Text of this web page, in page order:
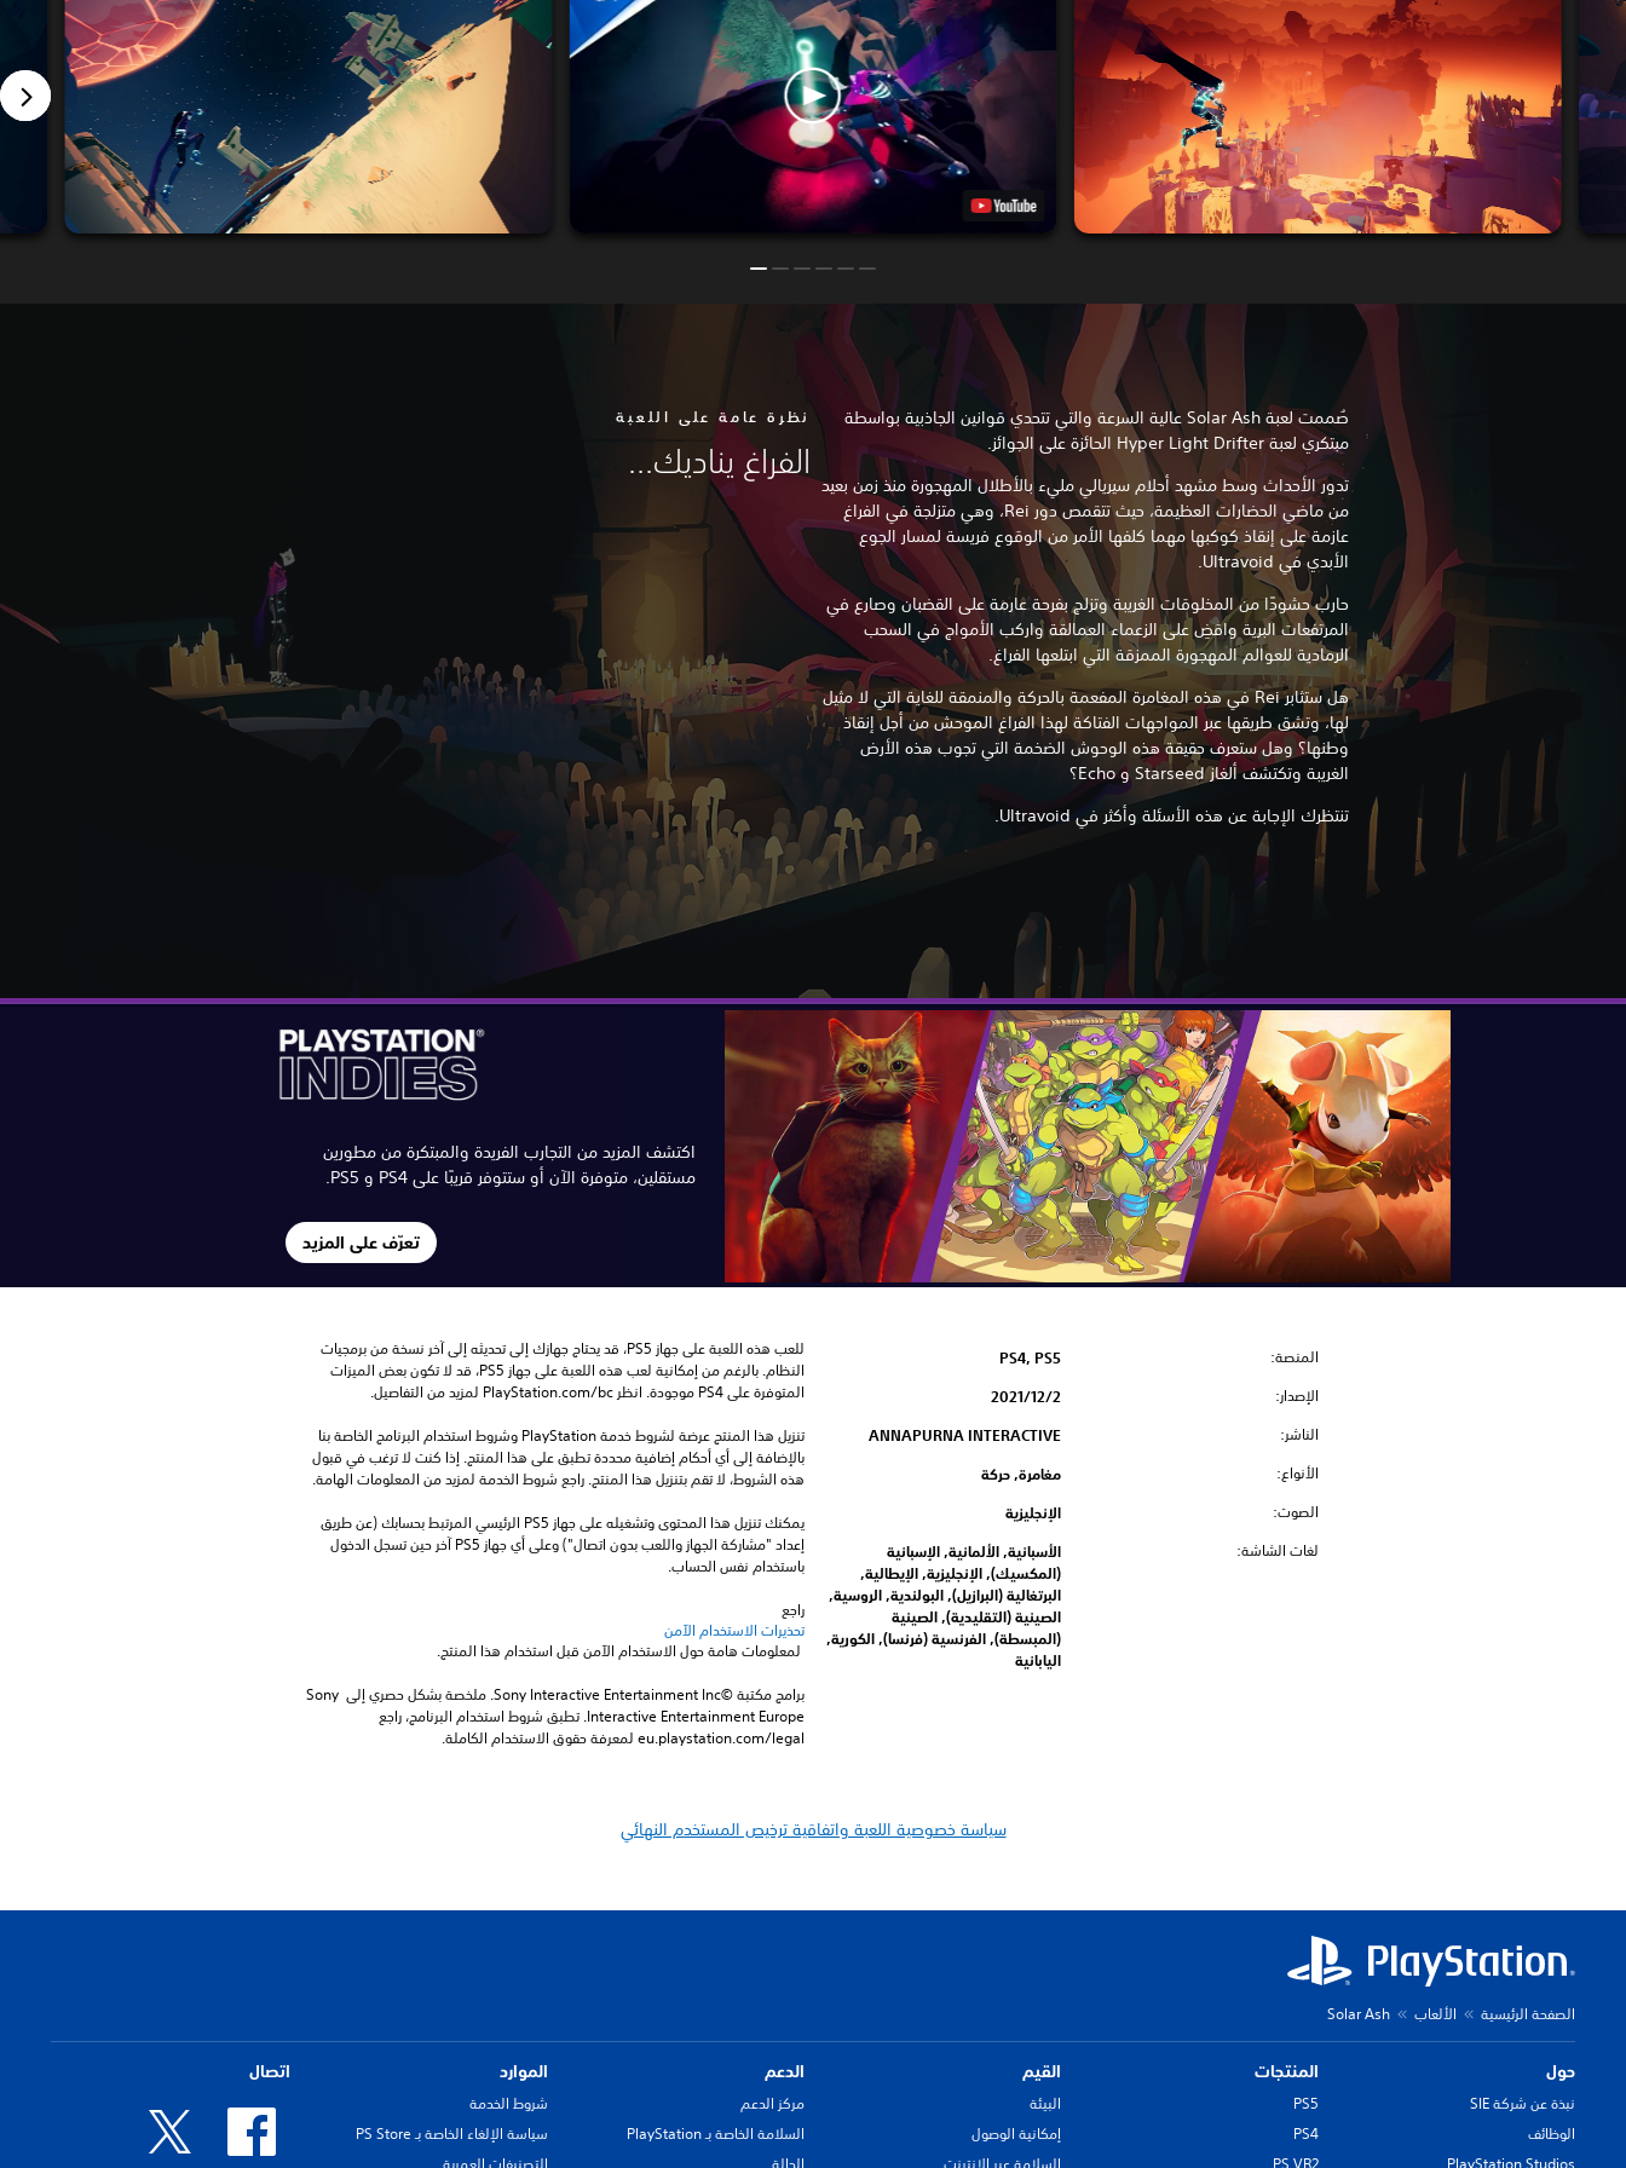
نظرة عامة على اللعبة
الفراغ يناديك...
صُممت لعبة Solar Ash عالية السرعة والتي تتحدي قوانين الجاذبية بواسطة
مبتكري لعبة Hyper Light Drifter الحائزة على الجوائز.
تدور الأحداث وسط مشهد أحلام سيريالي مليء بالأطلال المهجورة منذ زمن بعيد
من ماضي الحضارات العظيمة، حيث تتقمص دور Rei، وهي متزلجة في الفراغ
عازمة على إنقاذ كوكبها مهما كلفها الأمر من الوقوع فريسة لمسار الجوع
الأبدي في Ultravoid.
حارب حشودًا من المخلوقات الغريبة وتزلج بفرحة عارمة على القضبان وصارع في
المرتفعات البرية واقضِ على الزعماء العمالقة واركب الأمواج في السحب
الرمادية للعوالم المهجورة الممزقة التي ابتلعها الفراغ.
هل ستثابر Rei في هذه المغامرة المفعمة بالحركة والمنمقة للغاية التي لا مثيل
لها، وتشق طريقها عبر المواجهات الفتاكة لهذا الفراغ الموحش من أجل إنقاذ
وطنها؟ وهل ستعرف حقيقة هذه الوحوش الضخمة التي تجوب هذه الأرض
الغريبة وتكتشف ألغاز Starseed و Echo؟
تنتظرك الإجابة عن هذه الأسئلة وأكثر في Ultravoid.
اكتشف المزيد من التجارب الفريدة والمبتكرة من مطورين
مستقلين، متوفرة الآن أو ستتوفر قريبًا على PS4 و PS5.
تعرّف على المزيد
المنصة: PS4, PS5
الإصدار: 2‏/12‏/2021
الناشر: ANNAPURNA INTERACTIVE
الأنواع: مغامرة, حركة
الصوت: الإنجليزية
لغات الشاشة:
الأسبانية, الألمانية, الإسبانية
(المكسيك), الإنجليزية, الإيطالية,
البرتغالية (البرازيل), البولندية, الروسية,
الصينية (التقليدية), الصينية
(المبسطة), الفرنسية (فرنسا), الكورية,
اليابانية
للعب هذه اللعبة على جهاز PS5، قد يحتاج جهازك إلى تحديثه إلى آخر نسخة من برمجيات
النظام. بالرغم من إمكانية لعب هذه اللعبة على جهاز PS5، قد لا تكون بعض الميزات
المتوفرة على PS4 موجودة. انظر ‎PlayStation.com/bc لمزيد من التفاصيل.
بالإضافة إلى أي أحكام إضافية محددة تطبق على هذا المنتج. إذا كنت لا ترغب في قبول
هذه الشروط، لا تقم بتنزيل هذا المنتج. راجع شروط الخدمة لمزيد من المعلومات الهامة.
يمكنك تنزيل هذا المحتوى وتشغيله على جهاز PS5 الرئيسي المرتبط بحسابك (عن طريق
إعداد "مشاركة الجهاز واللعب بدون اتصال") وعلى أي جهاز PS5 آخر حين تسجل الدخول
باستخدام نفس الحساب.
راجع
تحذيرات الاستخدام الآمن
برامج مكتبة ©Sony Interactive Entertainment Inc. ملخصة بشكل حصري إلى Sony
eu.playstation.com/legal لمعرفة حقوق الاستخدام الكاملة.
سياسة خصوصية اللعبة واتفاقية ترخيص المستخدم النهائي
الصفحة الرئيسية الألعاب Solar Ash
حول
نبذة عن شركة SIE
الوظائف
PlayStation Studios
المنتجات
PS5
PS4
PS VR2
القيم
البيئة
إمكانية الوصول
السلامة عبر الإنترنت
الدعم
مركز الدعم
السلامة الخاصة بـ PlayStation
الحالة
الموارد
شروط الخدمة
سياسة الإلغاء الخاصة بـ PS Store
التصنيفات العمرية
اتصال